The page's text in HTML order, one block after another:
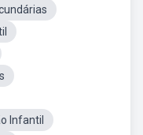
Infantil